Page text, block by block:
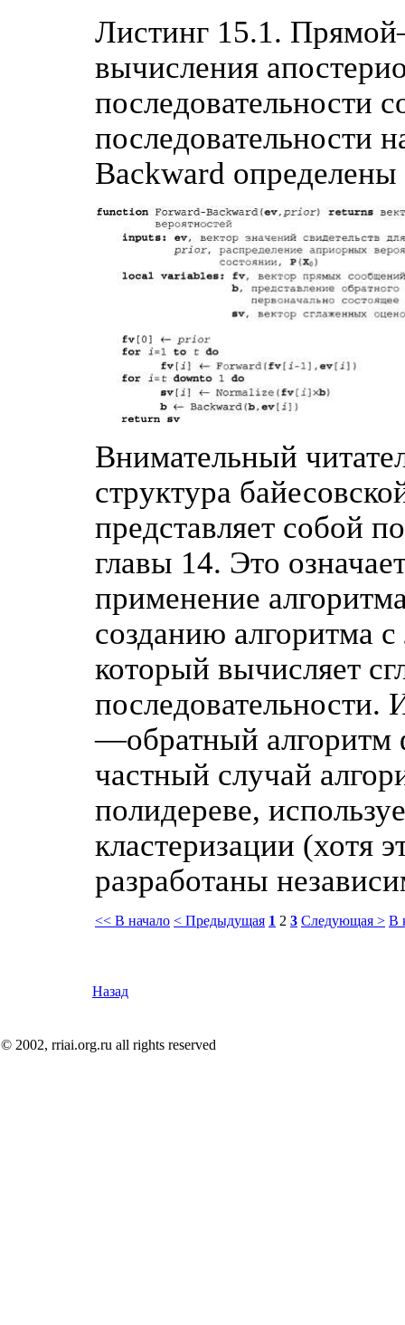
Листинг 15.1.
вычисления
последовательности
последовательности
Backward
Внимательный
структура
представляет собой
главы 14. Это
применение
созданию алгоритма
который вычисляет
последовательности.
—обратный алгоритм
частный случай
полидереве,
кластеризации (хотя
разработаны
<< В начало < Предыдущая 1 2 3 Следующая > В
Назад
© 2002, rriai.org.ru all rights reserved